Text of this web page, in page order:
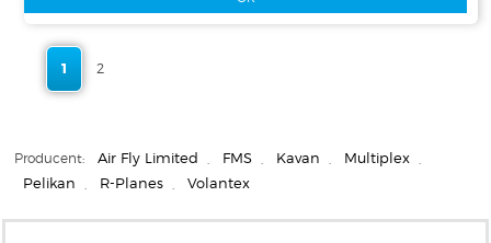
1 2
Producent: Air Fly Limited FMS Kavan Multiplex
Pelikan R-Planes Volantex